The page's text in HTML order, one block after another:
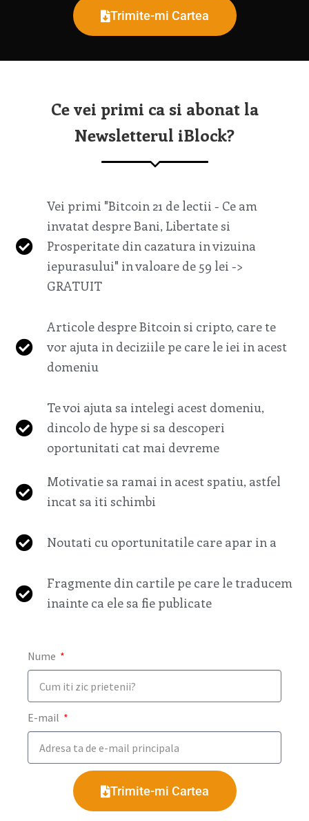
Trimite-mi Cartea
Ce vei primi ca si abonat la
Newsletterul iBlock?
Vei primi "Bitcoin 21 de lectii - Ce am
invatat despre Bani, Libertate si
Prosperitate din cazatura in vizuina
iepurasului" in valoare de 59 lei ->
GRATUIT
Articole despre Bitcoin si cripto, care te
vor ajuta in deciziile pe care le iei in acest
domeniu
Te voi ajuta sa intelegi acest domeniu,
dincolo de hype si sa descoperi
oportunitati cat mai devreme
Motivatie sa ramai in acest spatiu, astfel
incat sa iti schimbi
Noutati cu oportunitatile care apar in a
Fragmente din cartile pe care le traducem
inainte ca ele sa fie publicate
Nume
E-mail
Trimite-mi Cartea